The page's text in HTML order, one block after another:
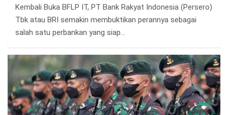
Kembali Buka BFLP IT, PT Bank Rakyat Indonesia (Persero)
Tbk atau BRI semakin membuktikan perannya sebagai
salah satu perbankan yang siap…